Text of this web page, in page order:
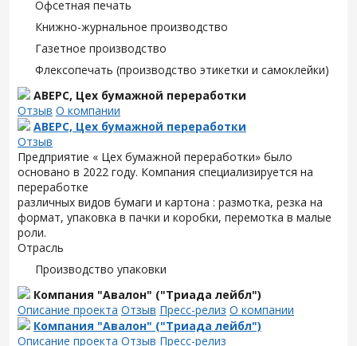
Офсетная печать
Книжно-журнальное производство
Газетное производство
Флексопечать (производство этикетки и самоклейки)
АВЕРС, Цех бумажной переработки
Отзыв О компании
АВЕРС, Цех бумажной переработки
Отзыв
Предприятие « Цех бумажной переработки» было
основано в 2022 году. Компания специализируется на
переработке
различных видов бумаги и картона : размотка, резка на
формат, упаковка в пачки и коробки, перемотка в малые
роли.
Отрасль
Производство упаковки
Компания "Авалон" ("Триада лейбл")
Описание проекта Отзыв Пресс-релиз О компании
Компания "Авалон" ("Триада лейбл")
Описание проекта Отзыв Пресс-релиз